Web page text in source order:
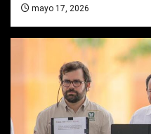
mayo 17, 2026